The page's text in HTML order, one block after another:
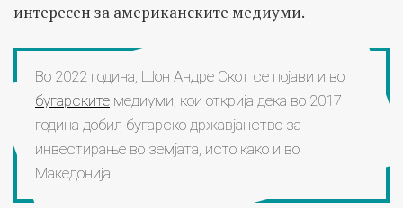
интересен за американските медиуми.
Во 2022 година, Шон Андре Скот се појави и во
бугарските медиуми, кои открија дека во 2017
година добил бугарско државјанство за
инвестирање во земјата, исто како и во
Македонија